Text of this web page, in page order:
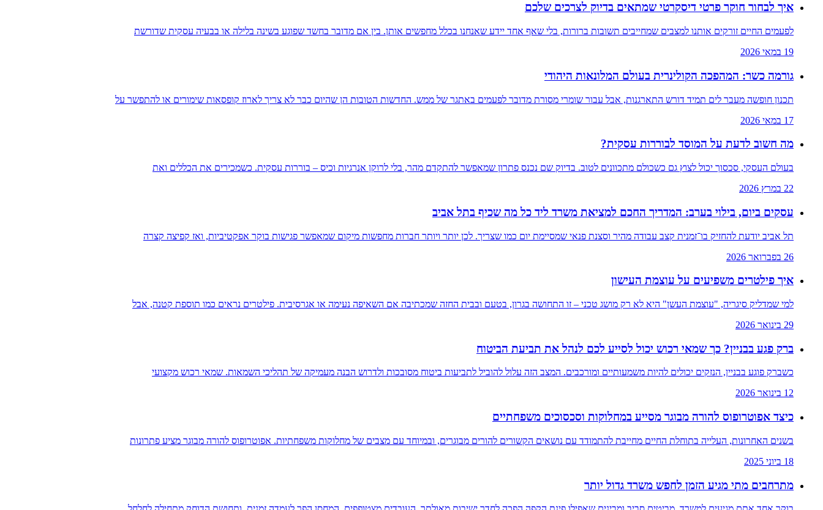
איך לבחור חוקר פרטי דיסקרטי שמתאים בדיוק לצרכים שלכם
לפעמים החיים זורקים אותנו למצבים שמחייבים תשובות ברורות, בלי שאף אחד יידע שאנחנו בכלל מחפשים אותן. בין אם מדובר בחשד שפוגע בשינה בלילה או בבעיה עסקית שדורשת
19 במאי 2026
גורמה כשר: המהפכה הקולינרית בעולם המלונאות היהודי
תכנון חופשה מעבר לים תמיד דורש התארגנות, אבל עבור שומרי מסורת מדובר לפעמים באתגר של ממש. החדשות הטובות הן שהיום כבר לא צריך לארוז קופסאות שימורים או להתפשר על
17 במאי 2026
מה חשוב לדעת על המוסד לבוררות עסקית?
בעולם העסקי, סכסוך יכול לצוץ גם כשכולם מתכוונים לטוב. בדיוק שם נכנס פתרון שמאפשר להתקדם מהר, בלי לרוקן אנרגיות וכיס – בוררות עסקית. כשמכירים את הכללים ואת
22 במרץ 2026
עסקים ביום, בילוי בערב: המדריך החכם למציאת משרד ליד כל מה שכיף בתל אביב
תל אביב יודעת להחזיק בו־זמנית קצב עבודה מהיר וסצנת פנאי שמסיימת יום כמו שצריך. לכן יותר ויותר חברות מחפשות מיקום שמאפשר פגישות בוקר אפקטיביות, ואז קפיצה קצרה
26 בפברואר 2026
איך פילטרים משפיעים על עוצמת העישון
למי שמדליק סיגריה, "עוצמת העשן" היא לא רק מושג טכני – זו התחושה בגרון, בטעם ובבית החזה שמכתיבה אם השאיפה נעימה או אגרסיבית. פילטרים נראים כמו תוספת קטנה, אבל
29 בינואר 2026
ברק פגע בבניין? כך שמאי רכוש יכול לסייע לכם לנהל את תביעת הביטוח
כשברק פוגע בבניין, הנזקים יכולים להיות משמעותיים ומורכבים. המצב הזה עלול להוביל לתביעות ביטוח מסובכות ולדרוש הבנה מעמיקה של תהליכי השמאות. שמאי רכוש מקצועי
12 בינואר 2026
כיצד אפוטרופוס להורה מבוגר מסייע במחלוקות וסכסוכים משפחתיים
בשנים האחרונות, העלייה בתוחלת החיים מחייבת להתמודד עם נושאים הקשורים להורים מבוגרים, ובמיוחד עם מצבים של מחלוקות משפחתיות. אפוטרופוס להורה מבוגר מציע פתרונות
18 ביוני 2025
מתרחבים מתי מגיע הזמן לחפש משרד גדול יותר